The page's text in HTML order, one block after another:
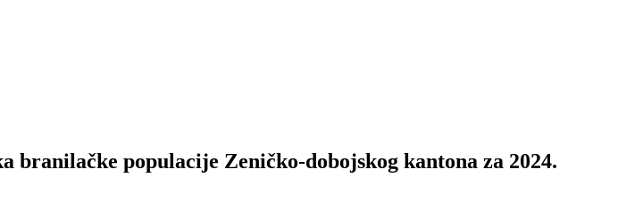
branilačke populacije Zeničko-dobojskog kantona za 2024.